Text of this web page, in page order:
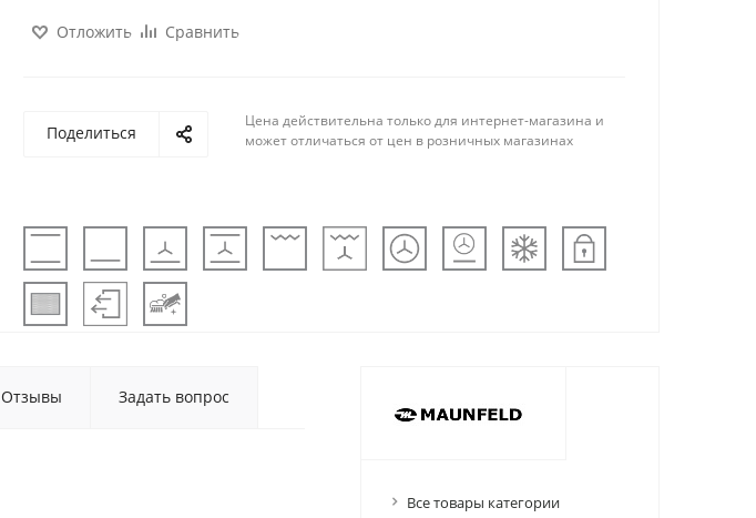
Отложить Сравнить
Поделиться
Цена действительна только для интернет-магазина и
может отличаться от цен в розничных магазинах
Отзывы Задать вопрос
Все товары категории